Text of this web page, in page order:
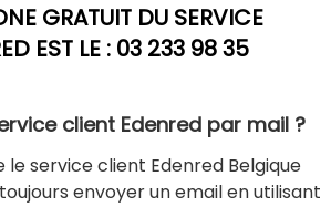
GRATUIT DU SERVICE
EST LE : 03 233 98 35
client Edenred par mail ?
le service client Edenred Belgique
envoyer un email en utilisant